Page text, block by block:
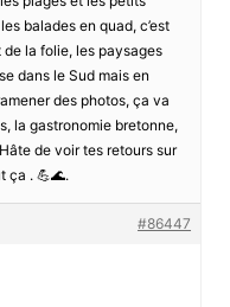
balades en quad, c’est
de la folie, les paysages
dans le Sud mais en
des photos, ça va
la gastronomie bretonne,
de voir tes retours sur
ça . 💪🌊.
#86447